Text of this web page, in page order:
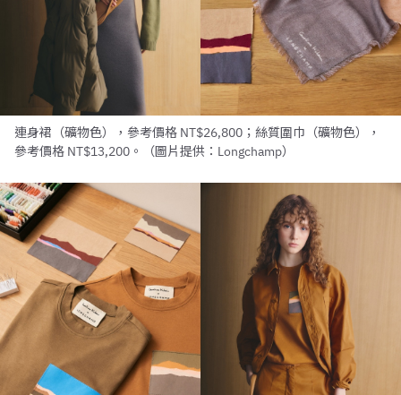
連身裙（礦物色），參考價格 NT$26,800；絲質圍巾（礦物色），
參考價格 NT$13,200。（圖片提供：Longchamp）